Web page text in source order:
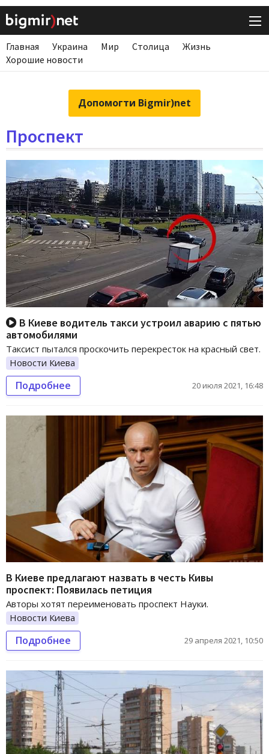
Главная Украина Мир Столица
Жизнь
Хорошие новости
Допомогти Bigmir)net
Проспект
В Киеве водитель такси устроил аварию с пятью
автомобилями
Таксист пытался проскочить перекресток на красный свет.
Новости Киева
Подробнее 20 июля 2021, 16:48
В Киеве предлагают назвать в честь Кивы
проспект: Появилась петиция
Авторы хотят переименовать проспект Науки.
Новости Киева
Подробнее 29 апреля 2021, 10:50